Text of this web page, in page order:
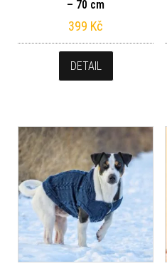
– 70 cm
399 Kč
DETAIL